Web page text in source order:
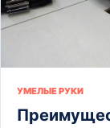
УМЕЛЫЕ РУКИ